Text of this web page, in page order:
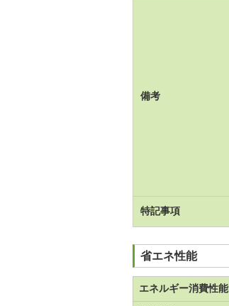
備考
特記事項
省エネ性能
エネルギー消費性能